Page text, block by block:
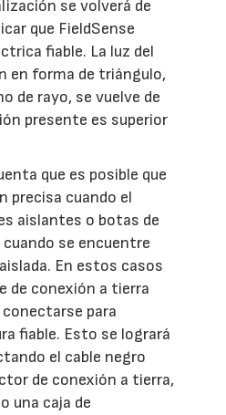
se volverá de
que FieldSense
fiable. La luz del
en forma de triángulo,
de rayo, se vuelve de
presente es superior
que es posible que
precisa cuando el
aislantes o botas de
se encuentre
En estos casos
de conexión a tierra
para
fiable. Esto se logrará
el cable negro
de conexión a tierra,
una caja de